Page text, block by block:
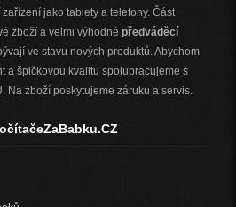
jako tablety a telefony. Část
zboží a velmi výhodné předváděcí
ve stavu nových produktů. Abychom
a špičkovou kvalitu spolupracujeme s
Na zboží poskytujeme záruku a servis.